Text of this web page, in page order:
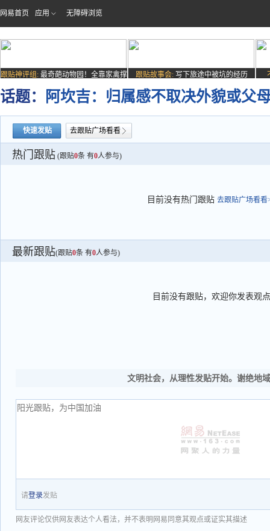
网易首页 应用 无障碍浏览
跟贴神评组: 最奇葩动物园！全靠家禽撑
场子
跟贴故事会: 写下旅途中被坑的经历
话题： 阿坎吉：归属感不取决外貌或父
快速发贴 去跟贴广场看看
热门跟贴 (跟贴0条 有0人参与)
目前没有热门跟贴 去跟贴广场看看
最新跟贴(跟贴0条 有0人参与)
目前没有跟贴，欢迎你发表观点
文明社会，从理性发贴开始。谢绝地
请登录发贴
网友评论仅供网友表达个人看法，并不表明网易同意其观点或证实其描述